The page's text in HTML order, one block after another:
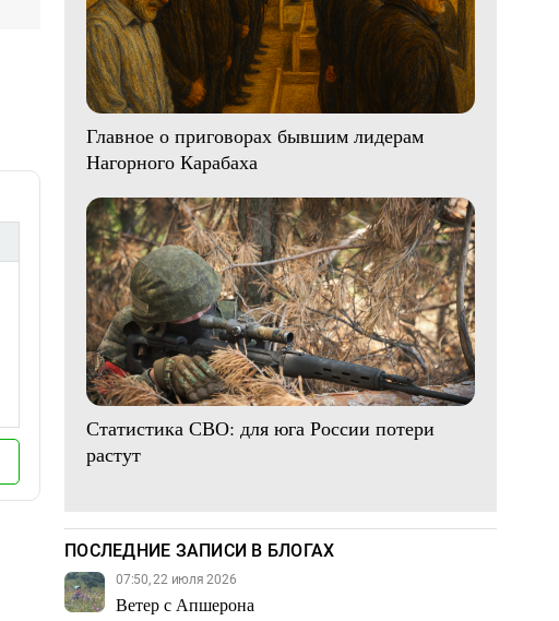
Главное о приговорах бывшим лидерам
Нагорного Карабаха
Статистика СВО: для юга России потери
растут
ПОСЛЕДНИЕ ЗАПИСИ В БЛОГАХ
07:50, 22 июля 2026
Ветер с Апшерона